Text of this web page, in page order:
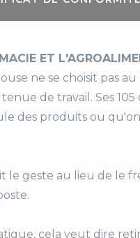
ET
ne se choisit pas
de travail. Ses
des produits ou
le geste au lieu de le
cela veut dire
coton
inox